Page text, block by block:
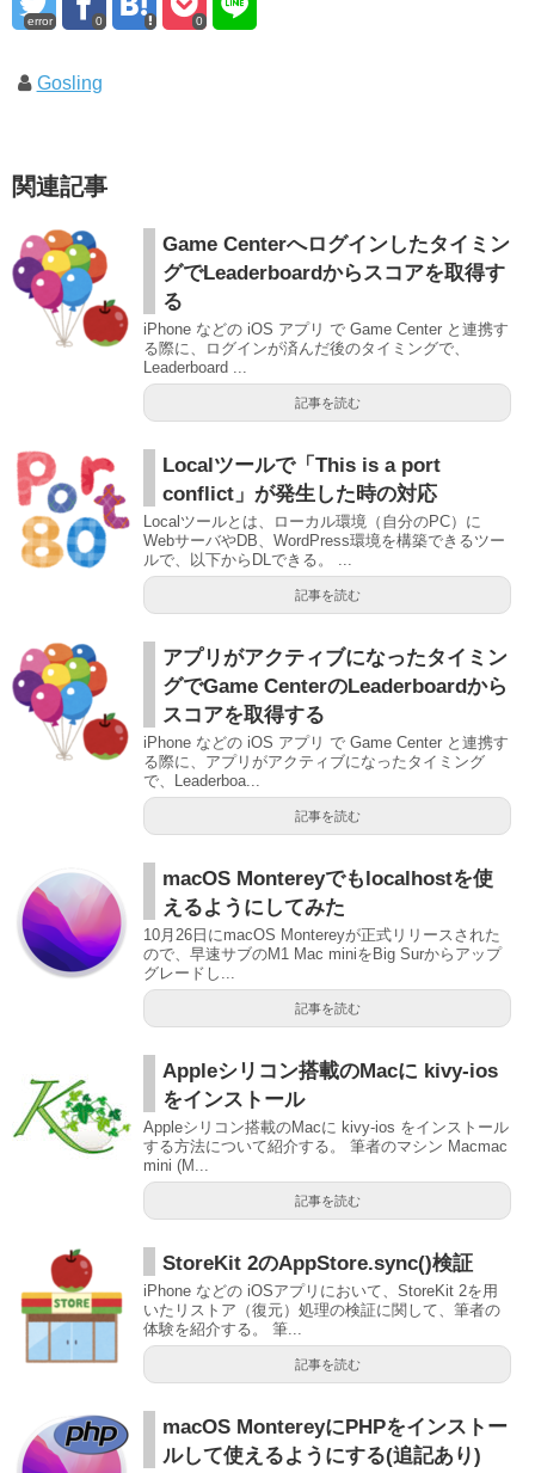
error 0 0
Gosling
関連記事
Game Centerへログインしたタイミン
グでLeaderboardからスコアを取得す
る
iPhone などの iOS アプリ で Game Center と連携す
る際に、ログインが済んだ後のタイミングで、
Leaderboard ...
記事を読む
Localツールで「This is a port
conflict」が発生した時の対応
Localツールとは、ローカル環境（自分のPC）に
WebサーバやDB、WordPress環境を構築できるツー
ルで、以下からDLできる。 ...
記事を読む
アプリがアクティブになったタイミン
グでGame CenterのLeaderboardから
スコアを取得する
iPhone などの iOS アプリ で Game Center と連携す
る際に、アプリがアクティブになったタイミング
で、Leaderboa...
記事を読む
macOS Montereyでもlocalhostを使
えるようにしてみた
10月26日にmacOS Montereyが正式リリースされた
ので、早速サブのM1 Mac miniをBig Surからアップ
グレードし...
記事を読む
Appleシリコン搭載のMacに kivy-ios
をインストール
Appleシリコン搭載のMacに kivy-ios をインストール
する方法について紹介する。 筆者のマシン Macmac
mini (M...
記事を読む
StoreKit 2のAppStore.sync()検証
iPhone などの iOSアプリにおいて、StoreKit 2を用
いたリストア（復元）処理の検証に関して、筆者の
体験を紹介する。 筆...
記事を読む
macOS MontereyにPHPをインストー
ルして使えるようにする(追記あり)